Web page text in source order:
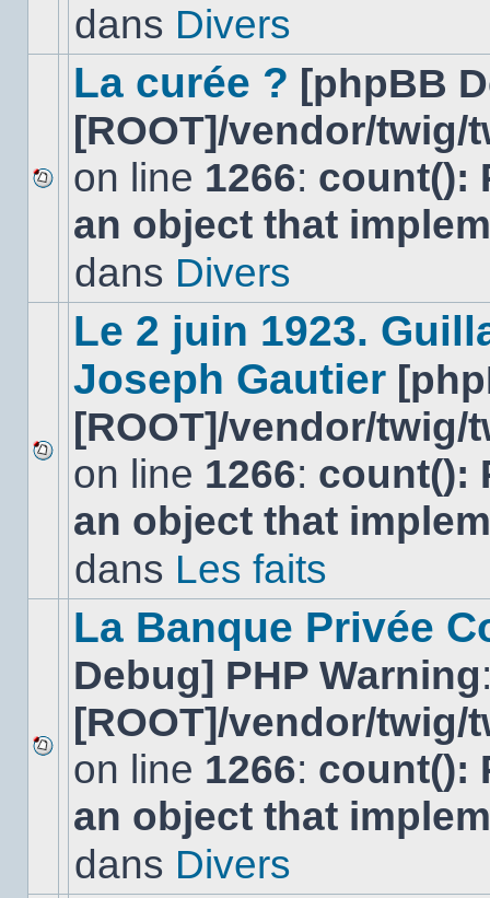
dans Divers
Aucun
nouveau
message
La curée ? [phpBB
[ROOT]/vendor/
on line 1266: count():
an object that
dans Divers
Aucun
nouveau
message
non-
dans
Le 2 juin 1923.
Joseph Gautier
[ROOT]/vendor/
on line 1266: count():
an object that
dans Les faits
Aucun
nouveau
message
non-
dans
La Banque Privée
Debug] PHP Warning
[ROOT]/vendor/
on line 1266: count():
an object that
dans Divers